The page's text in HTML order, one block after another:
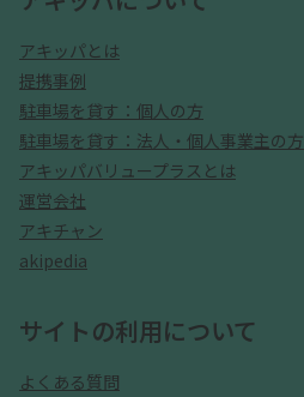
アキッパとは
提携事例
駐車場を貸す：個人の方
駐車場を貸す：法人・個人事業主の方
アキッパバリュープラスとは
運営会社
アキチャン
akipedia
サイトの利用について
よくある質問